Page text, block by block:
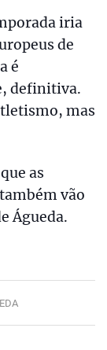
iria
de
é
definitiva.
mas
as
vão
Águeda.